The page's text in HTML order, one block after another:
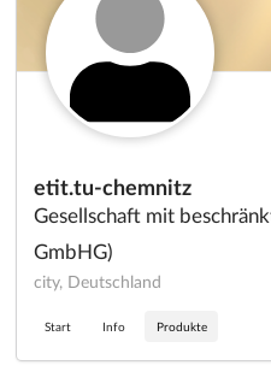
etit.tu-chemnitz
Gesellschaft mit
GmbHG)
city, Deutschland
Start Info Produkte